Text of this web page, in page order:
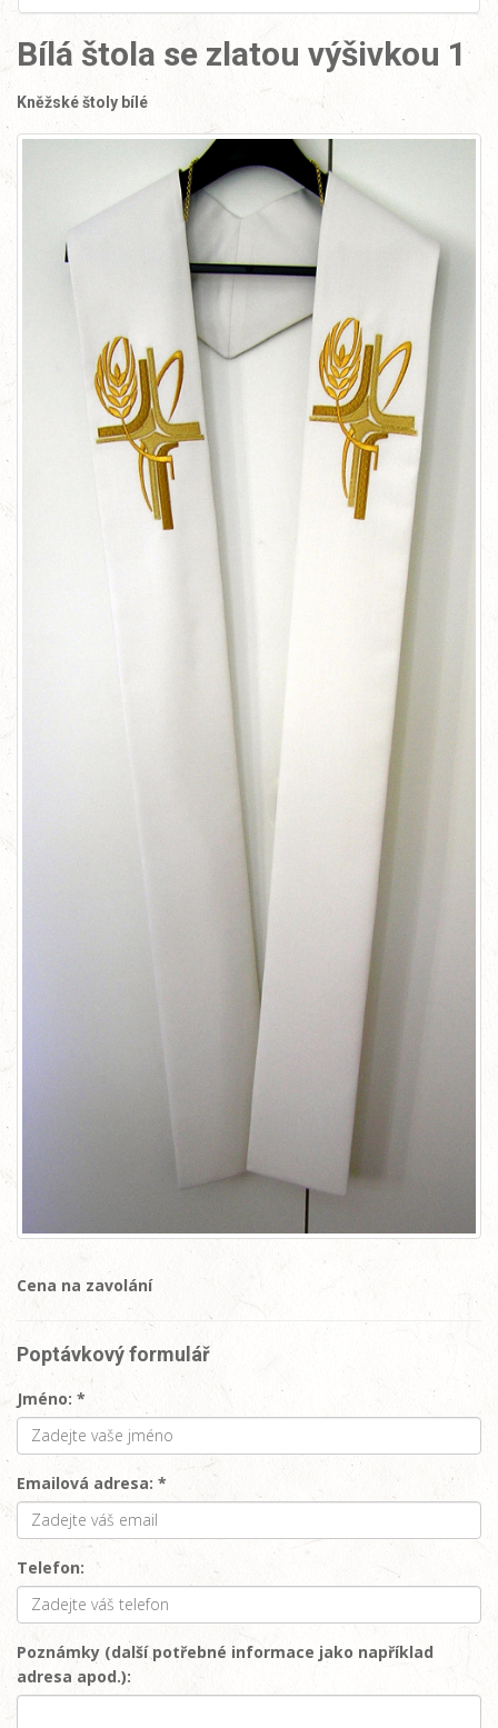
Bílá štola se zlatou výšivkou 1
Kněžské štoly bílé
Cena na zavolání
Poptávkový formulář
Jméno: *
Emailová adresa: *
Telefon:
Poznámky (další potřebné informace jako například
adresa apod.):